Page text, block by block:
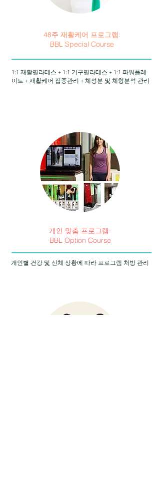
48주 재활케어 프로그램:
BBL Special Course
1:1 재활필라테스 + 1:1 기구필라테스 + 1:1 파워플레
이트 + 재활케어 집중관리 + 체성분 및 체형분석 관리
개인 맞춤 프로그램:
BBL Option Course
개인별 건강 및 신체 상황에 따라 프로그램 처방 관리